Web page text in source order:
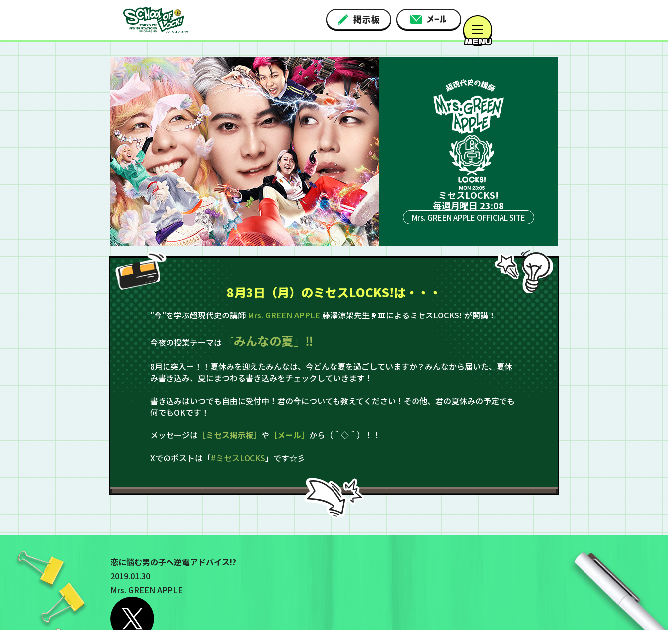
ミセスLOCKS!
毎週月曜日 23:08
Mrs. GREEN APPLE OFFICIAL SITE
8月3日（月）のミセスLOCKS!は・・・
"今"を学ぶ超現代史の講師 Mrs. GREEN APPLE 藤澤涼架先生🐥🎹によるミセスLOCKS! が開講！
今夜の授業テーマは『みんなの夏』‼
8月に突入ー！！夏休みを迎えたみんなは、今どんな夏を過ごしていますか？みんなから届いた、夏休
み書き込み、夏にまつわる書き込みをチェックしていきます！
書き込みはいつでも自由に受付中！君の今についても教えてください！その他、君の夏休みの予定でも
何でもOKです！
メッセージは ［ミセス掲示板］ や ［メール］ から（＾◇＾）！！
Xでのポストは「#ミセスLOCKS」です☆彡
恋に悩む男の子へ逆電アドバイス!?
2019.01.30
Mrs. GREEN APPLE